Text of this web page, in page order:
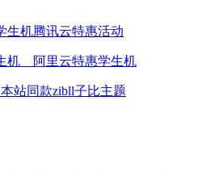
腾讯云特惠活动
阿里云特惠学生机
本站同款zibll子比主题